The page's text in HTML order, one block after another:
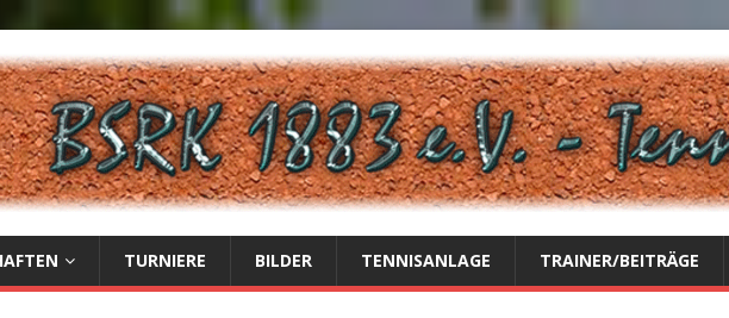
TURNIERE BILDER TENNISANLAGE TRAINER/BEITRÄGE